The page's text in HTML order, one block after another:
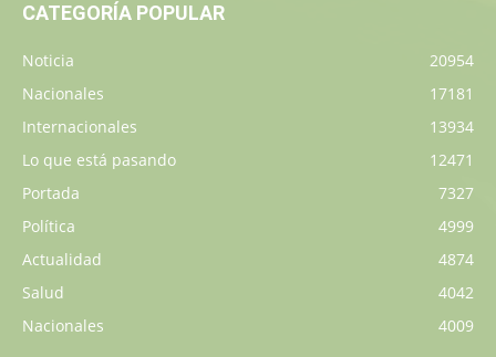
CATEGORÍA POPULAR
Noticia
20954
Nacionales
17181
Internacionales
13934
Lo que está pasando
12471
Portada
7327
Política
4999
Actualidad
4874
Salud
4042
Nacionales
4009